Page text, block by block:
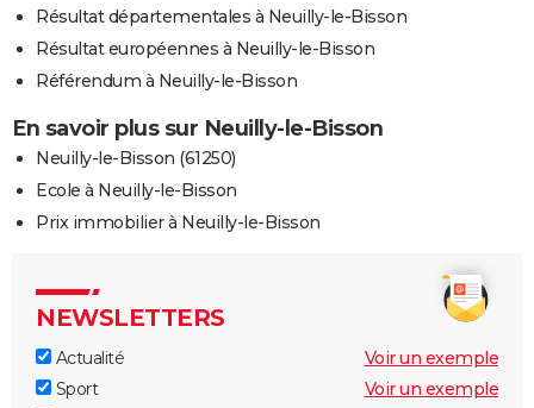
Résultat départementales à Neuilly-le-Bisson
Résultat européennes à Neuilly-le-Bisson
Référendum à Neuilly-le-Bisson
En savoir plus sur Neuilly-le-Bisson
Neuilly-le-Bisson (61250)
Ecole à Neuilly-le-Bisson
Prix immobilier à Neuilly-le-Bisson
NEWSLETTERS
Actualité
Voir un exemple
Sport
Voir un exemple